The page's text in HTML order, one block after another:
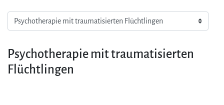
Psychotherapie mit traumatisierten
Flüchtlingen